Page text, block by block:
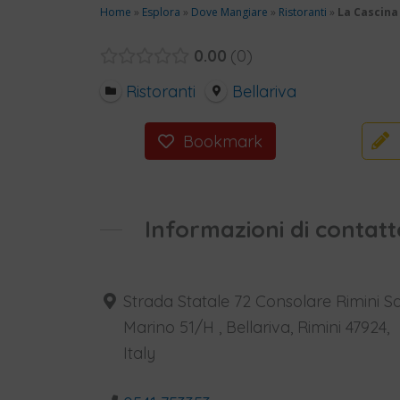
Home » Esplora » Dove Mangiare » Ristoranti » La
0.00 0
Ristoranti
Bellariva
Bookmark
Informazioni di
Strada Statale 72 Consolare Rimini
Marino 51/H , Bellariva, Rimini 47924,
Italy